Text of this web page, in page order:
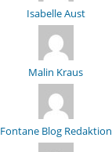
Isabelle Aust
Malin Kraus
Fontane Blog Redaktion